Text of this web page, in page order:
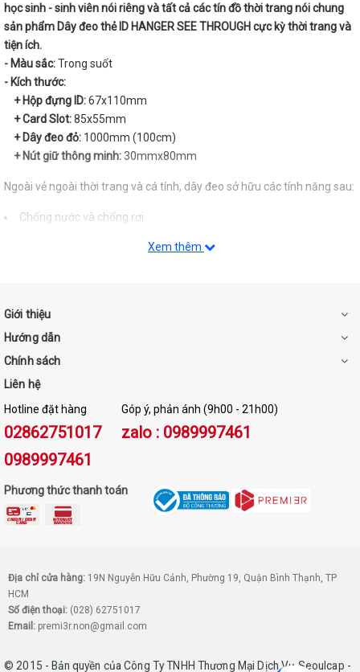
học sinh - sinh viên nói riêng và tất cả các tín đồ thời trang nói chung
sản phẩm Dây đeo thẻ ID HANGER SEE THROUGH cực kỳ thời trang và
tiện ích.
- Màu sắc:Trong suốt
- Kích thước:
+ Hộp đựng ID:67x110mm
+ Card Slot:85x55mm
+ Dây đeo đỏ: 1000mm (100cm)
+ Nút giữ thông minh:30mmx80mm
Ngoài vẻ ngoài thời trang và cá tính, dây đeo sở hữu các tính năng sau:
Chống nước và chống rơi
Thiết kế ngăn đựng thẻ độc đáo
Xem thêm
Giới thiệu
Hướng dẫn
Chính sách
Liên hệ
Hotline đặt hàng
02862751017
0989997461
Góp ý, phản ánh (9h00 - 21h00)
zalo : 0989997461
Phương thức thanh toán
Địa chỉ cửa hàng: 19N Nguyễn Hữu Cảnh, Phường 19, Quận Bình Thạnh, TP
HCM
Số điện thoại: (028) 62751017
Email: premi3r.non@gmail.com
© 2015 - Bản quyền của Công Ty TNHH Thương Mại Dịch Vụ Seoulcap -